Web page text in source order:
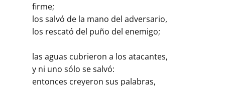
firme;
los salvó de la mano del adversario,
los rescató del puño del enemigo;
las aguas cubrieron a los atacantes,
y ni uno sólo se salvó:
entonces creyeron sus palabras,